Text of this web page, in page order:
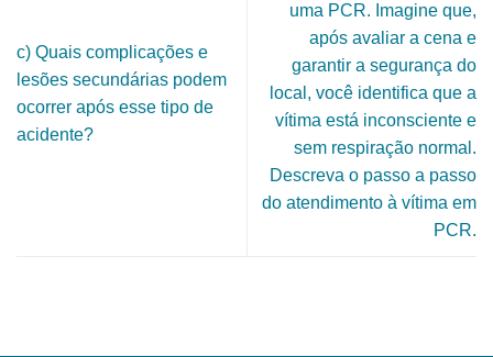
c) Quais complicações e
lesões secundárias podem
ocorrer após esse tipo de
acidente?
uma PCR. Imagine que,
após avaliar a cena e
garantir a segurança do
local, você identifica que a
vítima está inconsciente e
sem respiração normal.
Descreva o passo a passo
do atendimento à vítima em
PCR.